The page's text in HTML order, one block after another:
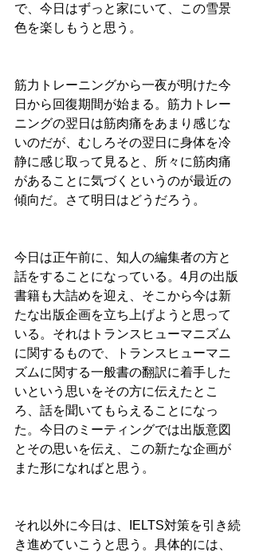
で、今日はずっと家にいて、この雪景
色を楽しもうと思う。
筋力トレーニングから一夜が明けた今
日から回復期間が始まる。筋力トレー
ニングの翌日は筋肉痛をあまり感じな
いのだが、むしろその翌日に身体を冷
静に感じ取って見ると、所々に筋肉痛
があることに気づくというのが最近の
傾向だ。さて明日はどうだろう。
今日は正午前に、知人の編集者の方と
話をすることになっている。4月の出版
書籍も大詰めを迎え、そこから今は新
たな出版企画を立ち上げようと思って
いる。それはトランスヒューマニズム
に関するもので、トランスヒューマニ
ズムに関する一般書の翻訳に着手した
いという思いをその方に伝えたとこ
ろ、話を聞いてもらえることになっ
た。今日のミーティングでは出版意図
とその思いを伝え、この新たな企画が
また形になればと思う。
それ以外に今日は、IELTS対策を引き続
き進めていこうと思う。具体的には、